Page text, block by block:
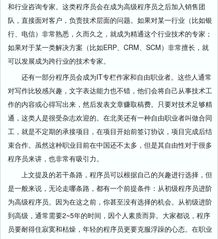
和行业咨询专家。这类程序员会在成为高级程序员之后加入销售团
队，直接面对客户，负责技术层面的问题。如果对某一行业（比如银
行、电信）非常熟悉，久而久之，就成为精通这个行业技术的专家；
如果对于某一类解决方案（比如ERP、CRM、SCM）非常擅长，就
可以发展成为跨行业的技术专家。
还有一部分程序员会成为IT专栏作家和自由职业者。这些人通常
对写作比较感兴趣，文字表达能力也不错，他们会将自己从事技术工
作的内容或心得写出来，然后发表文章赚取稿费。只要对技术足够精
通，这类人是很受杂志欢迎的。在北美还有一种自由职业者叫做合同
工，就是不定期的承接项目，在项目开始前签订协议，项目完成后结
束合作。虽然这种职业目前在中国还不太多，但是其自由性对于很多
程序员来讲，也非常有吸引力。
上文提及的若干条路，程序员可以根据自己的兴趣进行选择，但
是一般来说，无论走哪条路，都有一个前提条件：从初级程序员进阶
为高级程序员。因为在这之前，你甚至没有选择的机会。从初级进阶
到高级，通常需要2~5年的时间，因个人素质而异。大家都说，程序
员要耐得住寂寞和枯燥，年轻的程序员更要克服浮躁的心态。在职业